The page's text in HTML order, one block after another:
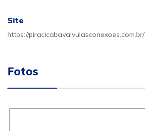
Site
https://piracicabavalvulasconexoes.com.br/
Fotos